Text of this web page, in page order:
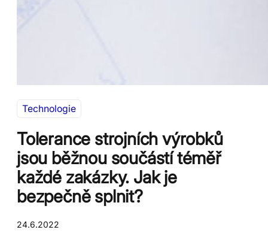
Technologie
Tolerance strojních výrobků
jsou běžnou součástí téměř
každé zakázky. Jak je
bezpečně splnit?
24.6.2022